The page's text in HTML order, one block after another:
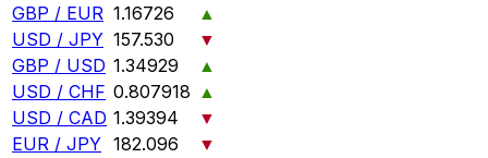
GBP / EUR 1.16726
▲
USD / JPY 157.530
▼
GBP / USD 1.34929
▲
USD / CHF 0.807918 ▲
USD / CAD 1.39394
▼
EUR / JPY 182.096
▼